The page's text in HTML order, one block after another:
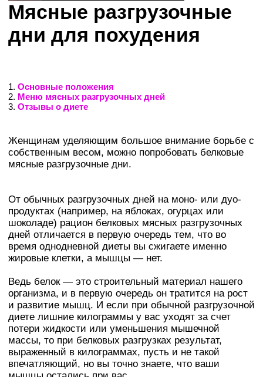
Мясные разгрузочные
дни для похудения
1. Основные положения
2. Меню мясных разгрузочных дней
3. Отзывы о диете
Женщинам уделяющим большое внимание борьбе с
собственным весом, можно попробовать белковые
мясные разгрузочные дни.
От обычных разгрузочных дней на моно- или дуо-
продуктах (например, на яблоках, огурцах или
шоколаде) рацион белковых мясных разгрузочных
дней отличается в первую очередь тем, что во
время однодневной диеты вы сжигаете именно
жировые клетки, а мышцы — нет.
Ведь белок — это строительный материал нашего
организма, и в первую очередь он тратится на рост
и развитие мышц. И если при обычной разгрузочной
диете лишние килограммы у вас уходят за счет
потери жидкости или уменьшения мышечной
массы, то при белковых разгрузках результат,
выраженный в килограммах, пусть и не такой
впечатляющий, но вы точно знаете, что ваши